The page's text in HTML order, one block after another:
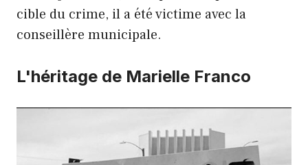
cible du crime, il a été victime avec la
conseillère municipale.
L'héritage de Marielle Franco